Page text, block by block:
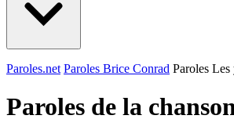
Paroles.net Paroles Brice Conrad Paroles
Paroles de la